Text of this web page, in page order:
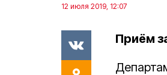
12 июля 2019, 12:07
Приём